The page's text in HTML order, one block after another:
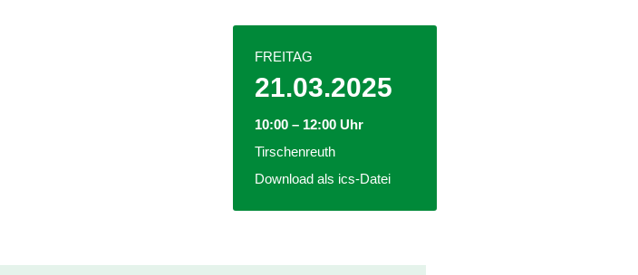
FREITAG
21.03.2025
10:00 – 12:00 Uhr
Tirschenreuth
Download als ics-Datei